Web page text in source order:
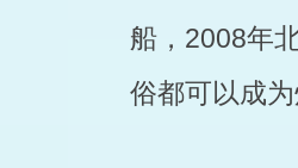
船，2008年
俗都可以成